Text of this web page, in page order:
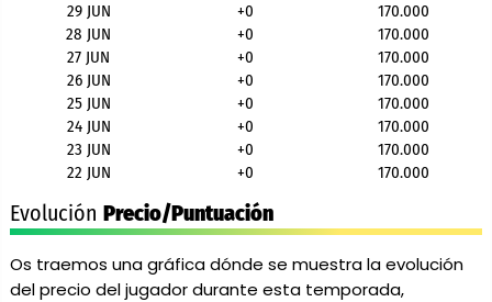
29 JUN
+0
170.000
28 JUN
+0
170.000
27 JUN
+0
170.000
26 JUN
+0
170.000
25 JUN
+0
170.000
24 JUN
+0
170.000
23 JUN
+0
170.000
22 JUN
+0 170.000
Evolución Precio/Puntuación
Os traemos una gráfica dónde se muestra la evolución
del precio del jugador durante esta temporada,